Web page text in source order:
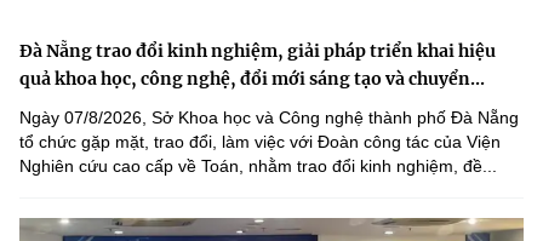
Đà Nẵng trao đổi kinh nghiệm, giải pháp triển khai hiệu
quả khoa học, công nghệ, đổi mới sáng tạo và chuyển...
Ngày 07/8/2026, Sở Khoa học và Công nghệ thành phố Đà Nẵng
tổ chức gặp mặt, trao đổi, làm việc với Đoàn công tác của Viện
Nghiên cứu cao cấp về Toán, nhằm trao đổi kinh nghiệm, đề...